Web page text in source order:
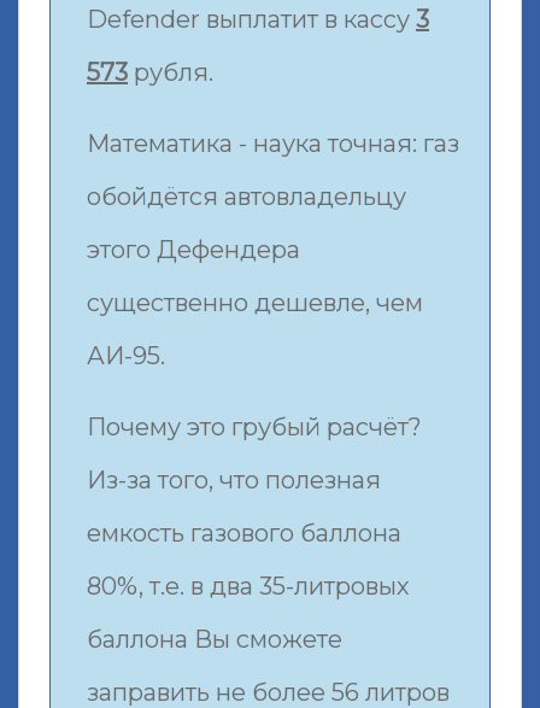
Defender выплатит в кассу 3
573 рубля.
Математика - наука точная: газ
обойдётся автовладельцу
этого Дефендера
существенно дешевле, чем
АИ-95.
Почему это грубый расчёт?
Из-за того, что полезная
емкость газового баллона
80%, т.е. в два 35-литровых
баллона Вы сможете
заправить не более 56 литров